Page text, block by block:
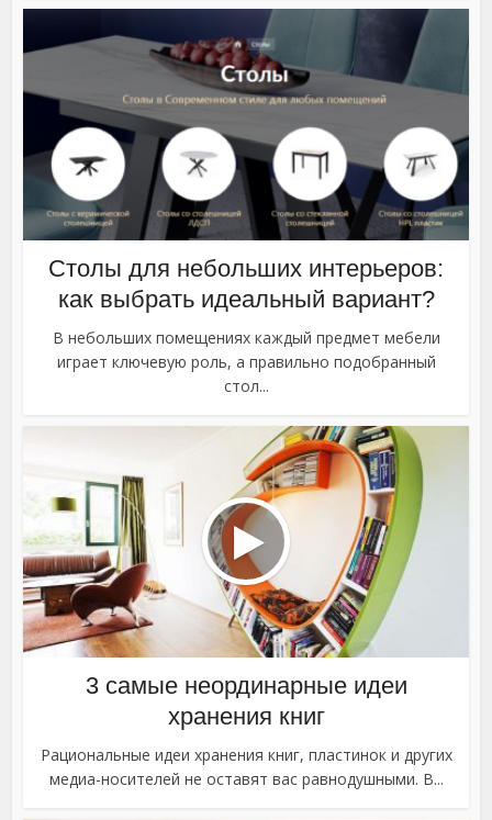
Столы для небольших интерьеров:
как выбрать идеальный вариант?
В небольших помещениях каждый предмет мебели
играет ключевую роль, а правильно подобранный
стол...
3 самые неординарные идеи
хранения книг
Рациональные идеи хранения книг, пластинок и других
медиа-носителей не оставят вас равнодушными. В...